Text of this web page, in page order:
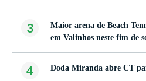
3
Maior arena de Beach
em Valinhos neste fim de
4 Doda Miranda abre CT